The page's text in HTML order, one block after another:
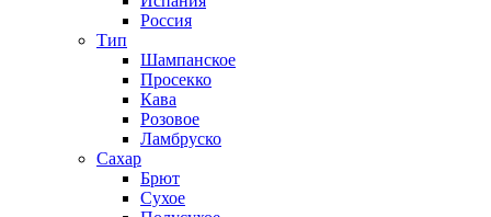
Россия
Тип
Шампанское
Просекко
Кава
Розовое
Ламбруско
Сахар
Брют
Сухое